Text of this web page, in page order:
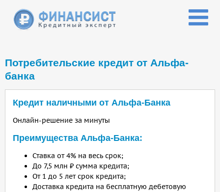
Потребительские кредит от Альфа-
банка
Кредит наличными от Альфа-Банка
Онлайн-решение за минуты
Преимущества Альфа-Банка:
Ставка от 4% на весь срок;
До 7,5 млн ₽ сумма кредита;
От 1 до 5 лет срок кредита;
Доставка кредита на бесплатную дебетовую